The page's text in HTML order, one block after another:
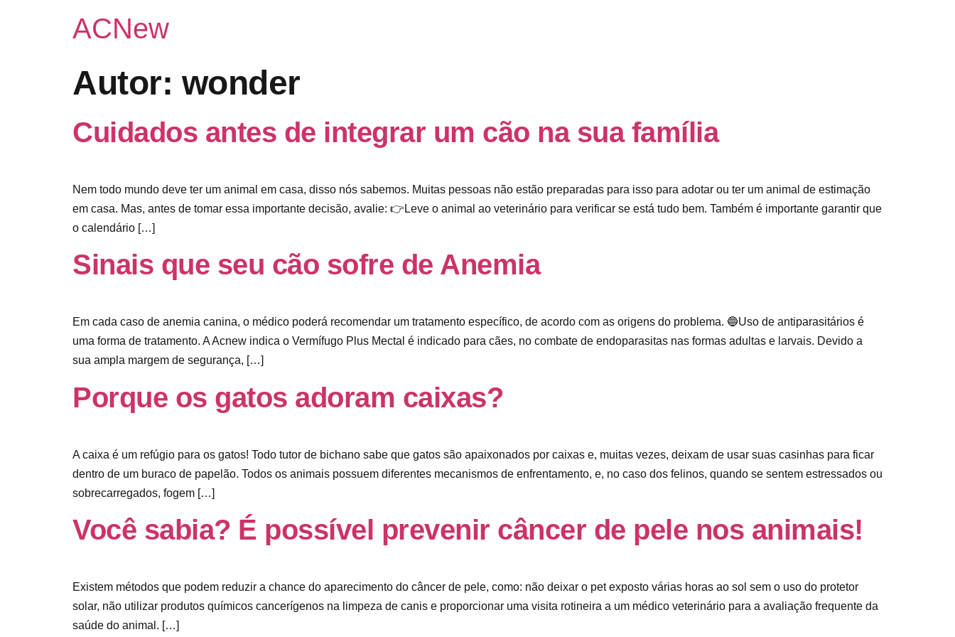
ACNew
Autor: wonder
Cuidados antes de integrar um cão na sua família
Nem todo mundo deve ter um animal em casa, disso nós sabemos. Muitas pessoas não estão preparadas para isso para adotar ou ter um animal de estimação
em casa. Mas, antes de tomar essa importante decisão, avalie: 👉Leve o animal ao veterinário para verificar se está tudo bem. Também é importante garantir que
o calendário […]
Sinais que seu cão sofre de Anemia
Em cada caso de anemia canina, o médico poderá recomendar um tratamento específico, de acordo com as origens do problema. 🔵Uso de antiparasitários é
uma forma de tratamento. A Acnew indica o Vermífugo Plus Mectal é indicado para cães, no combate de endoparasitas nas formas adultas e larvais. Devido a
sua ampla margem de segurança, […]
Porque os gatos adoram caixas?
A caixa é um refúgio para os gatos! Todo tutor de bichano sabe que gatos são apaixonados por caixas e, muitas vezes, deixam de usar suas casinhas para ficar
dentro de um buraco de papelão. Todos os animais possuem diferentes mecanismos de enfrentamento, e, no caso dos felinos, quando se sentem estressados ou
sobrecarregados, fogem […]
Você sabia? É possível prevenir câncer de pele nos animais!
Existem métodos que podem reduzir a chance do aparecimento do câncer de pele, como: não deixar o pet exposto várias horas ao sol sem o uso do protetor
solar, não utilizar produtos químicos cancerígenos na limpeza de canis e proporcionar uma visita rotineira a um médico veterinário para a avaliação frequente da
saúde do animal. […]